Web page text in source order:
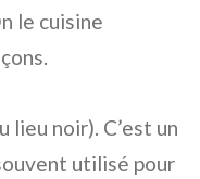
le cuisine
lieu noir). C’est un
utilisé pour